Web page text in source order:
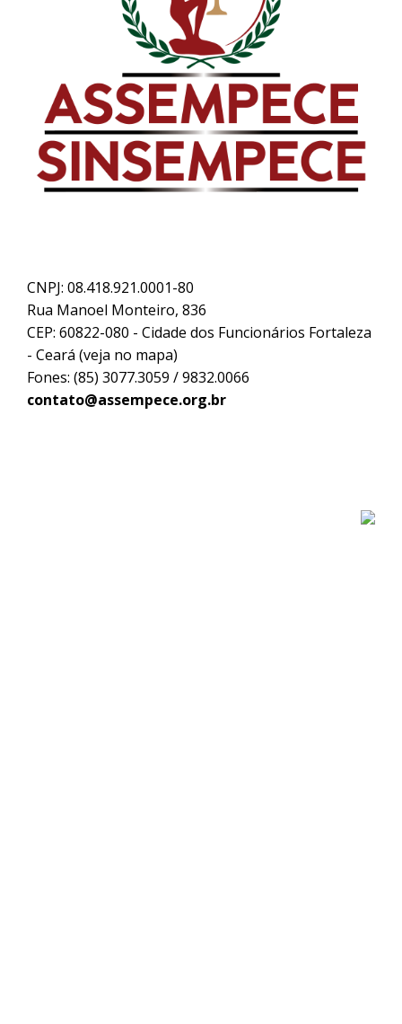
CNPJ: 08.418.921.0001-80
Rua Manoel Monteiro, 836
CEP: 60822-080 - Cidade dos Funcionários Fortaleza
- Ceará (veja no mapa)
Fones: (85) 3077.3059 / 9832.0066
contato@assempece.org.br